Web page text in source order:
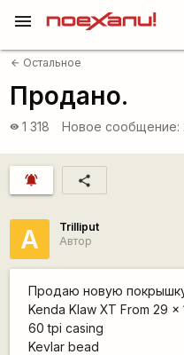
menu
arrow_back Остальное
Продано.
visibility 1 318 Новое сообщение:
notifications_active share
А
Trilliput
Автор
Продаю новую
Kenda Klaw XT From 29 x
60 tpi casing
Kevlar bead